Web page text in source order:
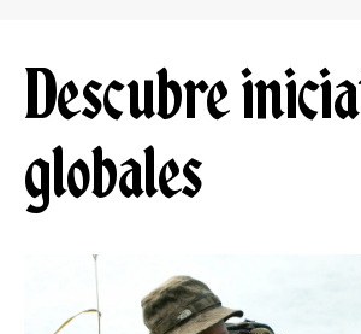
Descubre
globales